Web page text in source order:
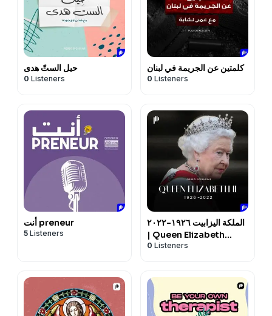
حيل الستّ هدى
0 Listeners
كلمتين عن الجريمة في لبنان
0 Listeners
أنت preneur
5 Listeners
الملكة اليزابيت ١٩٢٦-٢٠٢٢
| Queen Elizabeth
1926-2022
0 Listeners